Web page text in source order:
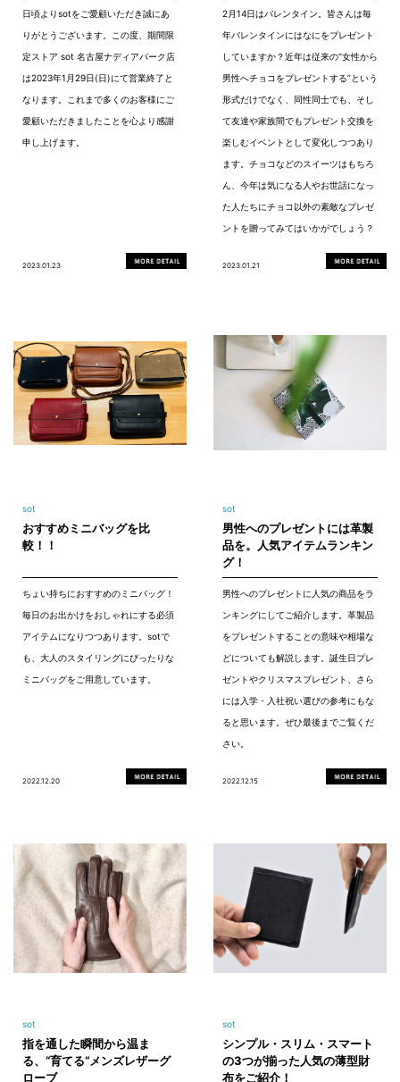
日頃よりsotをご愛顧いただき誠にあ
りがとうございます。この度、期間限
定ストア sot 名古屋ナディアパーク店
は2023年1月29日(日)にて営業終了と
なります。これまで多くのお客様にご
愛顧いただきましたことを心より感謝
申し上げます。
2023.01.23
2月14日はバレンタイン。皆さんは毎
年バレンタインにはなにをプレゼント
していますか？近年は従来の“女性から
男性へチョコをプレゼントする”という
形式だけでなく、同性同士でも、そし
て友達や家族間でもプレゼント交換を
楽しむイベントとして変化しつつあり
ます。チョコなどのスイーツはもちろ
ん、今年は気になる人やお世話になっ
た人たちにチョコ以外の素敵なプレゼ
ントを贈ってみてはいかがでしょう？
2023.01.21
sot
おすすめミニバッグを比
較！！
ちょい持ちにおすすめのミニバッグ！
毎日のお出かけをおしゃれにする必須
アイテムになりつつあります。sotで
も、大人のスタイリングにぴったりな
ミニバッグをご用意しています。
2022.12.20
sot
男性へのプレゼントには革製
品を。人気アイテムランキン
グ！
男性へのプレゼントに人気の商品をラ
ンキングにしてご紹介します。革製品
をプレゼントすることの意味や相場な
どについても解説します。誕生日プレ
ゼントやクリスマスプレゼント、さら
には入学・入社祝い選びの参考にもな
ると思います。ぜひ最後までご覧くだ
さい。
2022.12.15
sot
指を通した瞬間から温ま
る、“育てる“メンズレザーグ
ローブ
sot
シンプル・スリム・スマート
の3つが揃った人気の薄型財
布をご紹介！